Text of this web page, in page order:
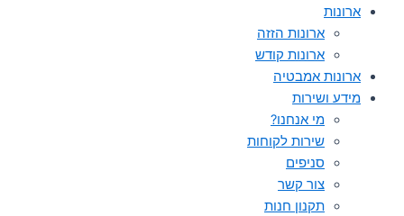
ארונות
ארונות הזזה
ארונות קודש
ארונות אמבטיה
מידע ושירות
מי אנחנו?
שירות לקוחות
סניפים
צור קשר
תקנון חנות